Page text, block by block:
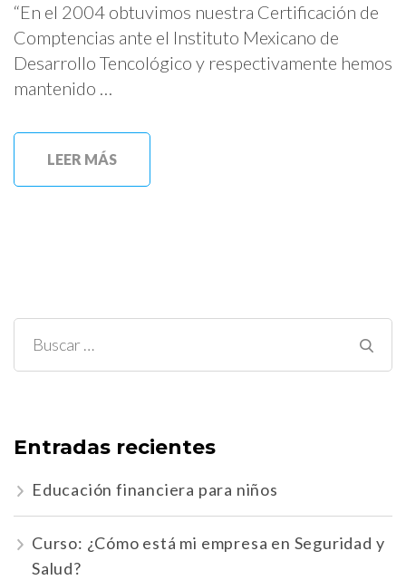
“En el 2004 obtuvimos nuestra Certificación de
Comptencias ante el Instituto Mexicano de
Desarrollo Tencológico y respectivamente hemos
mantenido …
LEER MÁS
Buscar:
Entradas recientes
Educación financiera para niños
Curso: ¿Cómo está mi empresa en Seguridad y
Salud?